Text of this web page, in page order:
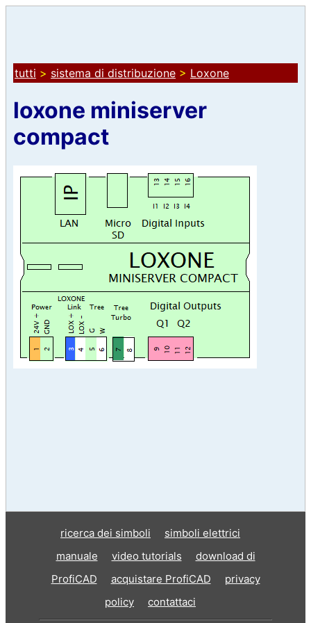
tutti > sistema di distribuzione > Loxone
loxone miniserver
compact
ricerca dei simboli
simboli elettrici
manuale
video tutorials
download di
ProfiCAD
acquistare ProfiCAD
privacy
policy
contattaci